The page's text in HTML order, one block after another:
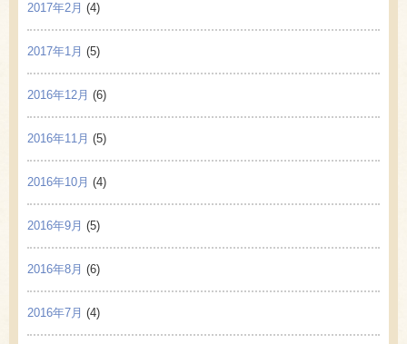
2017年2月 (4)
2017年1月 (5)
2016年12月 (6)
2016年11月 (5)
2016年10月 (4)
2016年9月 (5)
2016年8月 (6)
2016年7月 (4)